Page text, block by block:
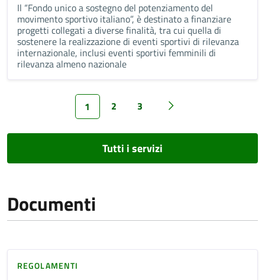
Il “Fondo unico a sostegno del potenziamento del
movimento sportivo italiano”, è destinato a finanziare
progetti collegati a diverse finalità, tra cui quella di
sostenere la realizzazione di eventi sportivi di rilevanza
internazionale, inclusi eventi sportivi femminili di
rilevanza almeno nazionale
1 2 3
Tutti i servizi
Documenti
REGOLAMENTI